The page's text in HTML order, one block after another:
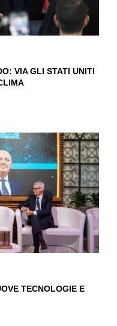
VIA GLI STATI UNITI
TECNOLOGIE E